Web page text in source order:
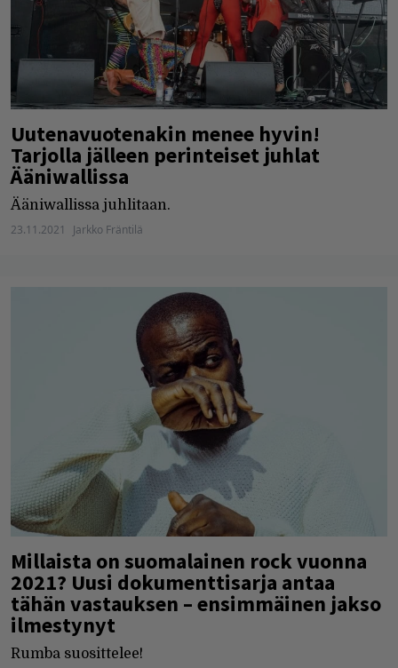
Uutenavuotenakin menee hyvin!
Tarjolla jälleen perinteiset juhlat
Ääniwallissa
Ääniwallissa juhlitaan.
23.11.2021 Jarkko Fräntilä
Millaista on suomalainen rock vuonna
2021? Uusi dokumenttisarja antaa
tähän vastauksen – ensimmäinen jakso
ilmestynyt
Rumba suosittelee!